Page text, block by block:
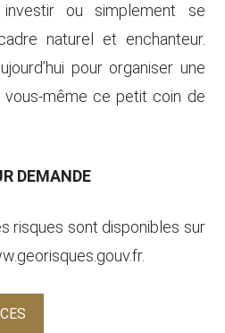
ou simplement se
naturel et enchanteur.
pour organiser une
même ce petit coin de
DEMANDE
risques sont disponibles sur